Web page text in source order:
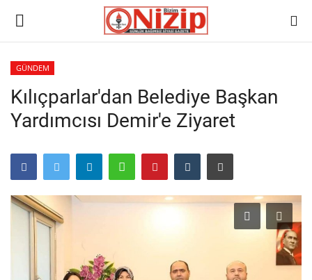
Ana
GÜNDEM
Gazete
Asayiş
Ulusalhaber
Siyaset
GÜNDEM
Kılıçparlar'dan Belediye Başkan
Yardımcısı Demir'e Ziyaret